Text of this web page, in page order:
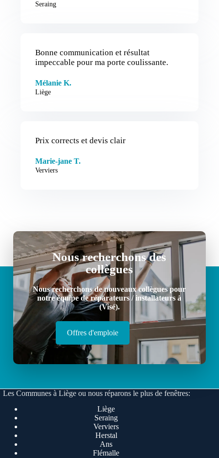
Seraing
Bonne communication et résultat
impeccable pour ma porte coulissante.
Mélanie K.
Liège
Prix corrects et devis clair
Marie-jane T.
Verviers
Nous recherchons des
collègues
Nous recherchons de nouveaux collègues pour
notre équipe de réparateurs / installateurs à
(Visé).
Offres d'emploie
Les Communes à Liège ou nous réparons le plus de fenêtres:
Liège
Seraing
Verviers
Herstal
Ans
Flémalle